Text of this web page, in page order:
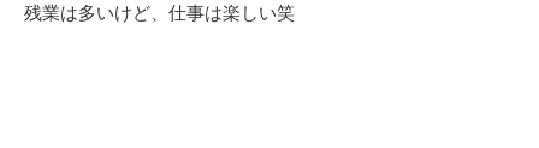
残業は多いけど、仕事は楽しい笑